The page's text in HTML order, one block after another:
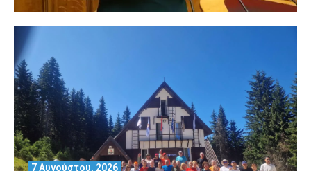
7 Αυγούστου, 2026